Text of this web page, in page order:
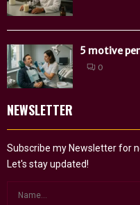
5 motive
0
NEWSLETTER
Subscribe my Newsletter for
Let's stay updated!